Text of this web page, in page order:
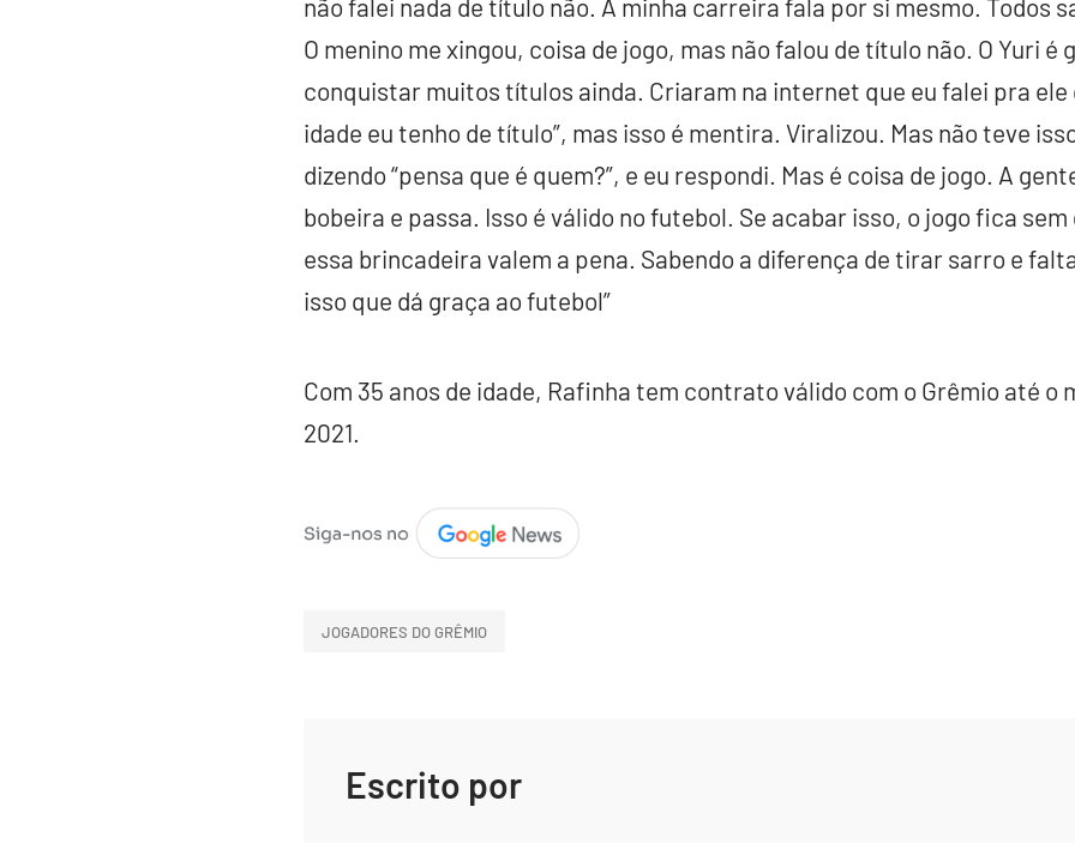
não falei nada de título não. A minha carreira fala por si mesmo. Todos
O menino me xingou, coisa de jogo, mas não falou de título não. O Yuri é
conquistar muitos títulos ainda. Criaram na internet que eu falei pra ele
idade eu tenho de título”, mas isso é mentira. Viralizou. Mas não teve
dizendo “pensa que é quem?”, e eu respondi. Mas é coisa de jogo. A
bobeira e passa. Isso é válido no futebol. Se acabar isso, o jogo fica
essa brincadeira valem a pena. Sabendo a diferença de tirar sarro e
isso que dá graça ao futebol”
Com 35 anos de idade, Rafinha tem contrato válido com o Grêmio até o
2021.
JOGADORES DO GRÊMIO
Escrito por